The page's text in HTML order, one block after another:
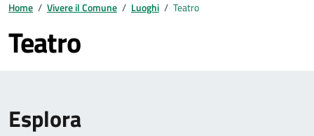
Home / Vivere il Comune / Luoghi / Teatro
Teatro
Esplora